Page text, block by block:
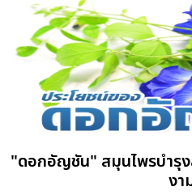
"ดอกอัญชัน" สมุนไพรบำรุง
งา